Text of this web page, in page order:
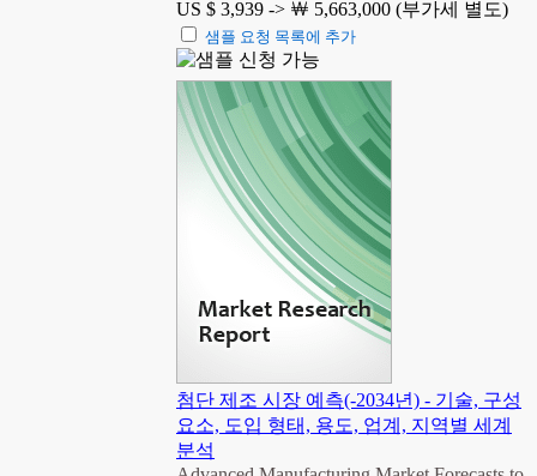
US $ 3,939 -> ￦ 5,663,000 (부가세 별도)
샘플 요청 목록에 추가
첨단 제조 시장 예측(-2034년) - 기술, 구성
요소, 도입 형태, 용도, 업계, 지역별 세계
분석